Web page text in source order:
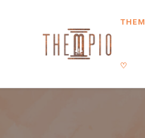
Type anything to search,
♡